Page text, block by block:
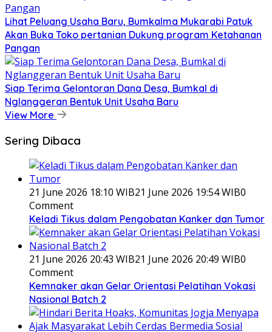
Lihat Peluang Usaha Baru, Bumkalma Mukarabi Patuk
Akan Buka Toko pertanian Dukung program Ketahanan
Pangan
Siap Terima Gelontoran Dana Desa, Bumkal di
Nglanggeran Bentuk Unit Usaha Baru
View More
Sering Dibaca
21 June 2026 18:10 WIB21 June 2026 19:54 WIB0
Comment
Keladi Tikus dalam Pengobatan Kanker dan Tumor
21 June 2026 20:43 WIB21 June 2026 20:49 WIB0
Comment
Kemnaker akan Gelar Orientasi Pelatihan Vokasi
Nasional Batch 2